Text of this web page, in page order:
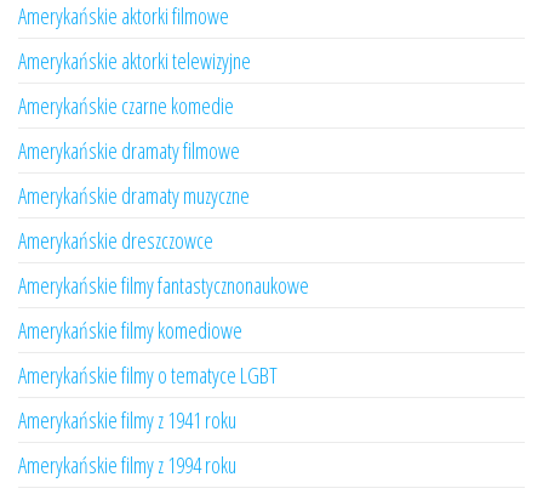
Amerykańskie aktorki filmowe
Amerykańskie aktorki telewizyjne
Amerykańskie czarne komedie
Amerykańskie dramaty filmowe
Amerykańskie dramaty muzyczne
Amerykańskie dreszczowce
Amerykańskie filmy fantastycznonaukowe
Amerykańskie filmy komediowe
Amerykańskie filmy o tematyce LGBT
Amerykańskie filmy z 1941 roku
Amerykańskie filmy z 1994 roku